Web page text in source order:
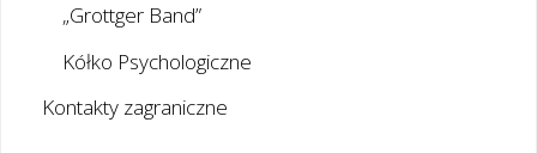
„Grottger Band”
Kółko Psychologiczne
Kontakty zagraniczne